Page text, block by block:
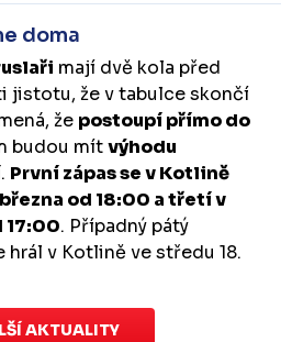
doma
mají dvě kola před
jistotu, že v tabulce skončí
že postoupí přímo do
budou mítvýhodu
. První zápas se v Kotlině
od 18:00 a třetí v
17:00. Případný pátý
v Kotlině ve středu 18.
AKTUALITY